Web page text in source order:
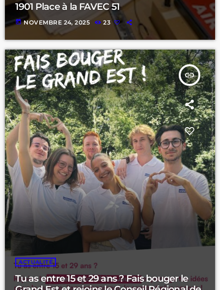
1901 Place à la FAVEC 51
today NOVEMBRE 24, 2025 23
insert_link
ACTUALITÉ
Tu as entre 15 et 29 ans ? Fais bouger le